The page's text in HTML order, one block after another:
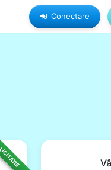
Conectare